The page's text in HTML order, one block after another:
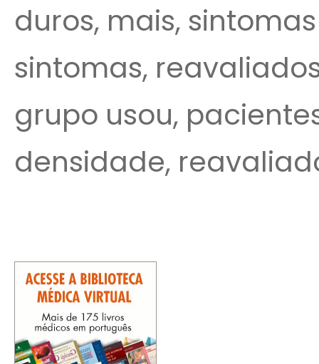
duros, mais,
sintomas,
grupo usou,
densidade,